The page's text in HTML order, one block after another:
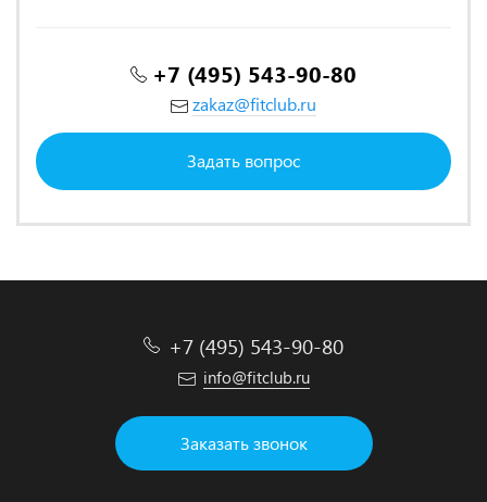
+7 (495) 543-90-80
zakaz@fitclub.ru
Задать вопрос
+7 (495) 543-90-80
info@fitclub.ru
Заказать звонок